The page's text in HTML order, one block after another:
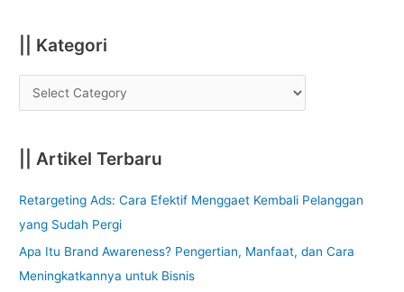
|| Kategori
|| Artikel Terbaru
Retargeting Ads: Cara Efektif Menggaet Kembali Pelanggan
yang Sudah Pergi
Apa Itu Brand Awareness? Pengertian, Manfaat, dan Cara
Meningkatkannya untuk Bisnis